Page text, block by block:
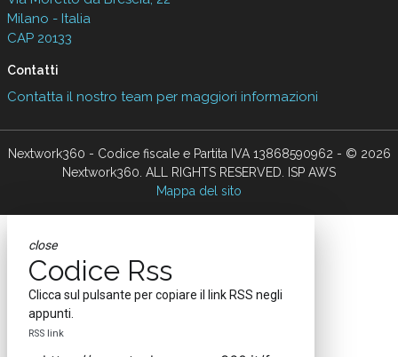
Milano - Italia
CAP 20133
Contatti
Contatta il nostro team per maggiori informazioni
Nextwork360 - Codice fiscale e Partita IVA 13868590962 - © 2026
Nextwork360. ALL RIGHTS RESERVED. ISP AWS
Mappa del sito
close
Codice Rss
Clicca sul pulsante per copiare il link RSS negli
appunti.
RSS link